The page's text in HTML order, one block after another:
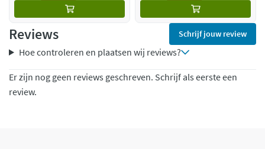
Reviews Schrijf jouw review
Hoe controleren en plaatsen wij reviews?
Er zijn nog geen reviews geschreven. Schrijf als eerste een
review.